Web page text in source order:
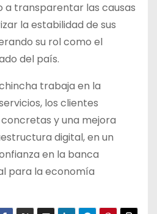
a transparentar las causas
la estabilidad de sus
su rol como el
del país.
trabaja en la
los clientes
y una mejora
digital, en un
en la banca
para la economía